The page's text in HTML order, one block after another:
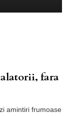
fara
amintiri frumoase